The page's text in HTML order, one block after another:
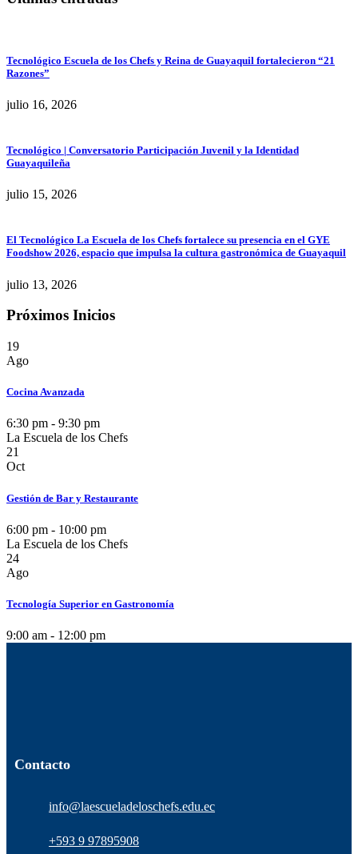
Tecnológico Escuela de los Chefs y Reina de Guayaquil fortalecieron “21
Razones”
julio 16, 2026
Tecnológico | Conversatorio Participación Juvenil y la Identidad
Guayaquileña
julio 15, 2026
El Tecnológico La Escuela de los Chefs fortalece su presencia en el GYE
Foodshow 2026, espacio que impulsa la cultura gastronómica de Guayaquil
julio 13, 2026
Próximos Inicios
19
Ago
Cocina Avanzada
6:30 pm - 9:30 pm
La Escuela de los Chefs
21
Oct
Gestión de Bar y Restaurante
6:00 pm - 10:00 pm
La Escuela de los Chefs
24
Ago
Tecnología Superior en Gastronomía
9:00 am - 12:00 pm
Contacto
info@laescueladeloschefs.edu.ec
+593 9 97895908